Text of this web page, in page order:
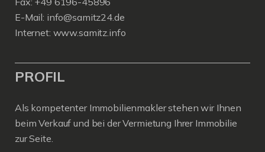
E-Mail: info@samitz24.de
Internet: www.samitz.info
PROFIL
Als kompetenter Immobilienmakler stehen wir Ihnen
beim Verkauf und bei der Vermietung Ihrer Immobilie
zur Seite.